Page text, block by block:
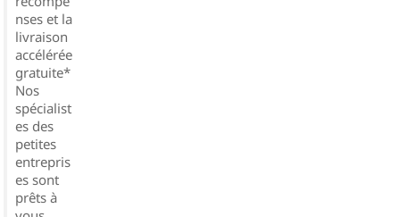
nses et la
livraison
accélérée
gratuite*
Nos
spécialist
es des
petites
entrepris
es sont
prêts à